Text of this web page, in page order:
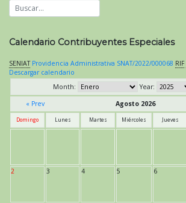
Calendario Contribuyentes Especiales
SENIAT Providencia Administrativa SNAT/2022/000068 RIF
Descargar calendario
Month:
Year:
« Prev
Agosto 2026
Domingo Lunes Martes Miércoles Jueves
2 3 4 5 6